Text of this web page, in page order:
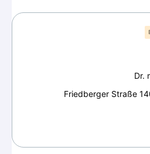
Dr.
Friedberger Straße